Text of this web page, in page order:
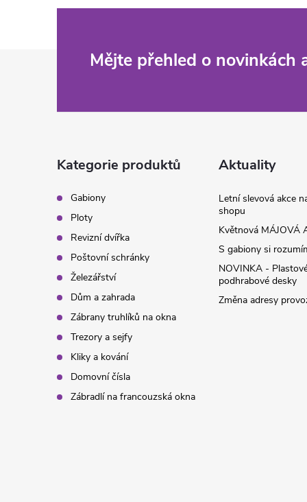
Mějte přehled o novinkách
Kategorie produktů
Gabiony
Ploty
Revizní dvířka
Poštovní schránky
Železářství
Dům a zahrada
Zábrany truhlíků na okna
Trezory a sejfy
Kliky a kování
Domovní čísla
Zábradlí na francouzská okna
Aktuality
Letní slevová akce
shopu
Květnová MÁJOVÁ
S gabiony si
NOVINKA -
podhrabové desky
Změna adresy